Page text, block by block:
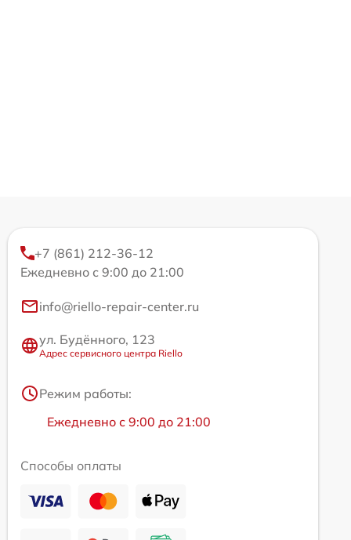
+7 (861) 212-36-12
Ежедневно с 9:00 до 21:00
info@riello-repair-center.ru
ул. Будённого, 123
Адрес сервисного центра Riello
Режим работы:
Ежедневно с 9:00 до 21:00
Способы оплаты